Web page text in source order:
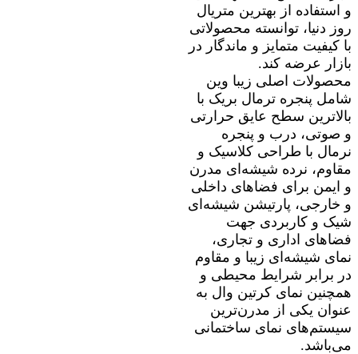
و استفاده از بهترین متریال
روز دنیا، توانسته محصولاتی
با کیفیت متمایز و ماندگار در
بازار عرضه کند.
محصولات اصلی زیبا وین
شامل پنجره ترمال بریک با
بالاترین سطح عایق حرارتی
و صوتی، درب و پنجره
نرمال با طراحی کلاسیک و
مقاوم، نرده شیشه‌ای مدرن
و ایمن برای فضاهای داخلی
و خارجی، پارتیشن شیشه‌ای
شیک و کاربردی جهت
فضاهای اداری و تجاری،
نمای شیشه‌ای زیبا و مقاوم
در برابر شرایط محیطی و
همچنین نمای کرتین وال به
عنوان یکی از مدرن‌ترین
سیستم‌های نمای ساختمانی
می‌باشد.